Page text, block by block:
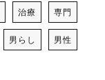
治療 専門
男らし 男性